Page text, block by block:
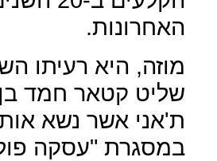
האחרונות.
מוזה, היא רעיתו
שליט קטאר חמד
ת'אני אשר נשא
במסגרת "עסקה